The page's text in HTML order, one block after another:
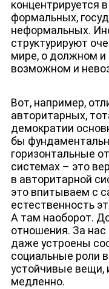
концентрируется
формальных,
неформальных.
структурируют
мире, о должном и
возможном и
Вот, например,
авторитарных,
демократии
бы
горизонтальные
системах – это
в авторитарной
это впитываем с
естественность
А там наоборот.
отношения. За
даже устроены
социальные роли
устойчивые вещи,
медленно.